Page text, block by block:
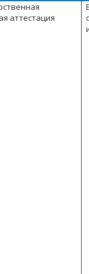
аттестация